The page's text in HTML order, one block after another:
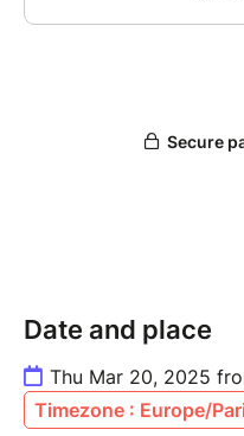
Date and place
Thu Mar 20, 2025
Timezone : Europe/